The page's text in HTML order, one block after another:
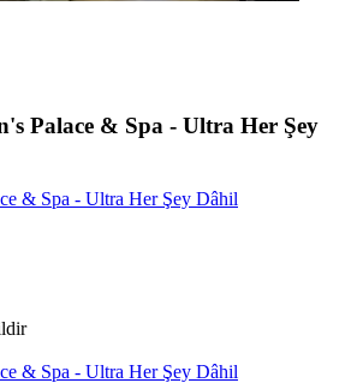
Palace & Spa - Ultra Her Şey
& Spa - Ultra Her Şey Dâhil
& Spa - Ultra Her Şey Dâhil